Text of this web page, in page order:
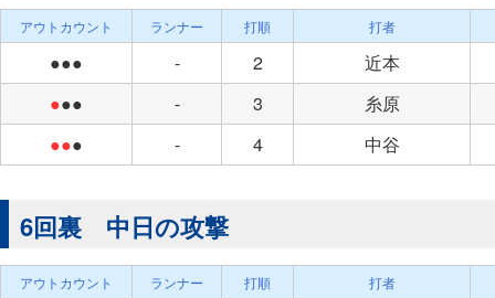
アウトカウント ランナー 打順 打者
●●● - 2
近本
●●● - 3
糸原
●●● - 4 中谷
6回裏 中日の攻撃
アウトカウント ランナー 打順 打者